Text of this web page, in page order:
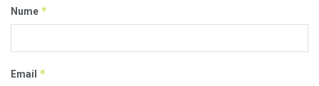
Nume *
Email *